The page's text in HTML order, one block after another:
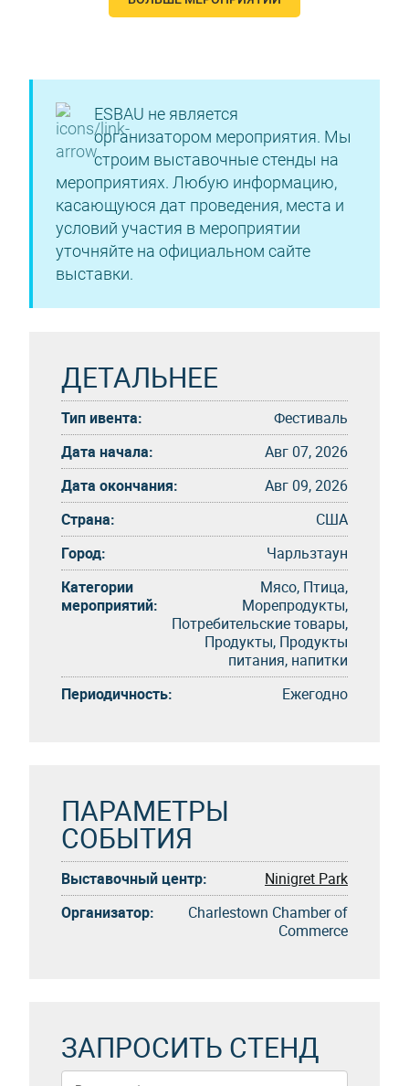
ESBAU не является
организатором мероприятия. Мы
строим выставочные стенды на
мероприятиях. Любую информацию,
касающуюся дат проведения, места и
условий участия в мероприятии
уточняйте на официальном сайте
выставки.
ДЕТАЛЬНЕЕ
Тип ивента:
Фестиваль
Дата начала:
Авг 07, 2026
Дата окончания:
Авг 09, 2026
Страна:
США
Город:
Чарльзтаун
Категории
мероприятий:
Мясо, Птица,
Морепродукты,
Потребительские товары,
Продукты, Продукты
питания, напитки
Периодичность:
Eжегоднo
ПАРАМЕТРЫ
СОБЫТИЯ
Выставочный центр:
Ninigret Park
Организатор:
Charlestown Chamber of
Commerce
ЗАПРОСИТЬ СТЕНД